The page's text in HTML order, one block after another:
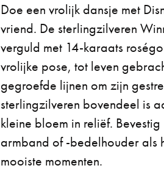
Doe een vrolijk dansje met
vriend. De sterlingzilveren
verguld met 14-karaats
vrolijke pose, tot leven
gegroefde lijnen om zijn
sterlingzilveren bovendeel is
kleine bloem in reliëf.
armband of -bedelhouder als
mooiste momenten.